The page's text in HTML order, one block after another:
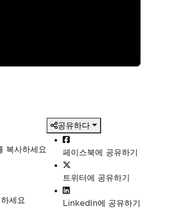
복사하세요
세요
공유하다
페이스북에 공유하기
트위터에 공유하기
LinkedIn에 공유하기